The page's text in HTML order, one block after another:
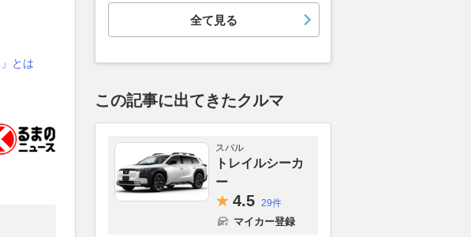
とは
全て見る
この記事に出てきたクルマ
スバル
トレイルシーカ
ー
4.5 29件
マイカー登録